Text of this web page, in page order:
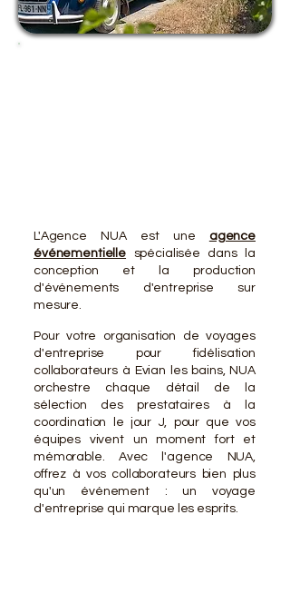
L'Agence NUA est une agence
événementielle
spécialisée dans la
conception et la production
d'événements d'entreprise sur
mesure.
Pour votre organisation de voyages
d'entreprise pour fidélisation
collaborateurs à Evian les bains, NUA
orchestre chaque détail de la
sélection des prestataires à la
coordination le jour J, pour que vos
équipes vivent un moment fort et
mémorable. Avec l'agence NUA,
offrez à vos collaborateurs bien plus
qu'un événement : un voyage
d'entreprise qui marque les esprits.